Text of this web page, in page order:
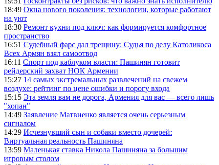
18:49 Окна нового поколения: технологии, которые работают
на уют
18:30 Ремонт кухни под ключ: как формируется комфортное
пространство
16:51 Судебный фарс дал трещину: Судья по делу Католикоса
Всех Армян взял самоотвод
16:11 Спорт под каблуком власти: Пашинян готовит
рейдерский захват НОК Армении
15:27 14 самых экстремальных развлечений на свежем
воздухе: рейтинг по цене ошибки и порогу входа
15:15 Эта земля вам не дорога, Армения для вас — всего лишь
"хопан"
14:49 Заявление Матвиенко является очень серьезным
сигналом
14:29 Исчезнувший сын и собаки вместо дочерей:
Виртуальная реальность Пашиняна
13:59 Маленькая ставка Никола Пашиняна за большим
игровым столом